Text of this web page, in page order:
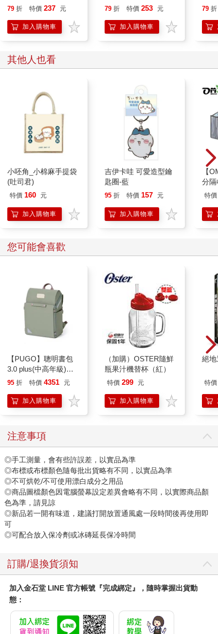
行動」打開大腦的行動
「行動派」的37個科
學方法
79 折 特價 237 元
加入購物車
79 折 特價 253 元
加入購物車
79 折
其他人也看
小呸角_小棉麻手提袋
(吐司君)
特價 160 元
加入購物車
吉伊卡哇 可愛造型鑰
匙圈-藍
95 折 特價 157 元
加入購物車
【
分
特價
您可能會喜歡
【PUGO】聰明書包
3.0 plus(中高年級)沙
綠 全新進化玩美上市
95 折 特價 4351 元
加入購物車
（加購）OSTER隨鮮
瓶果汁機替杯（紅）
特價 299 元
加入購物車
絕
特價
注意事項
◎手工測量，會有些許誤差，以實品為準
◎布標或布標顏色隨每批出貨略有不同，以實品為準
◎不可烘乾/不可使用漂白成分之用品
◎商品圖檔顏色因電腦螢幕設定差異會略有不同，以實際商品顏
色為準，請見諒
◎新品若一開有味道，建議打開放置通風處一段時間後再使用即
可
◎可配合放入保冷劑或冰磚延長保冷時間
訂購/退換貨須知
加入金石堂 LINE 官方帳號『完成綁定』，隨時掌握出貨動
態：